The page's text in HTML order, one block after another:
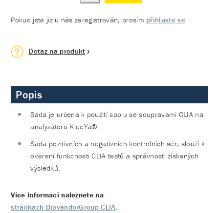
Pokud jste již u nás zaregistrován, prosím přihlaste se
Dotaz na produkt
Popis
Sada je určena k použití spolu se soupravami CLIA na
analyzátoru KleeYa®.
Sada pozitivních a negativních kontrolních sér, slouží k
ověření funkčnosti CLIA testů a správnosti získaných
výsledků.
Více informací naleznete na
stránkach BiovendorGroup CLIA.